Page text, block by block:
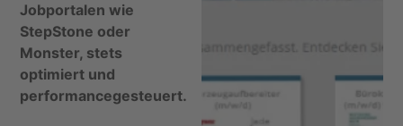
Jobportalen wie
StepStone oder
Monster, stets
optimiert und
performancegesteuert.